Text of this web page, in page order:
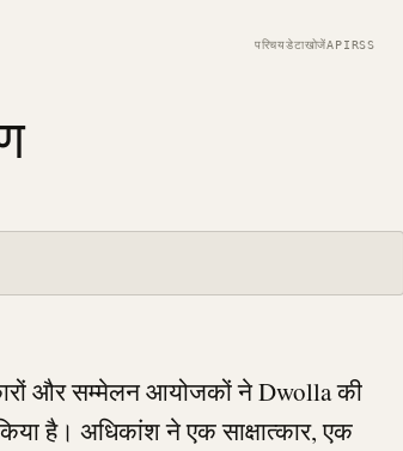
परिचयडेटाखोजेंAPIRSS
और सम्मेलन आयोजकों नेDwollaकी
है। अधिकांश ने एक साक्षात्कार, एक